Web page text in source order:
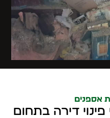
אספנים
דירה בתחום